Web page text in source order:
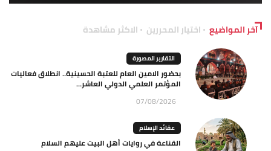
آخر المواضيع اختيار المحررين الاكثر مشاهدة
التقارير المصورة
بحضور الامين العام للعتبة الحسينية.. انطلاق فعاليات
المؤتمر العلمي الدولي العاشر...
07/08/2026
عقائد الإسلام
القناعة في روايات أهل البيت عليهم السلام